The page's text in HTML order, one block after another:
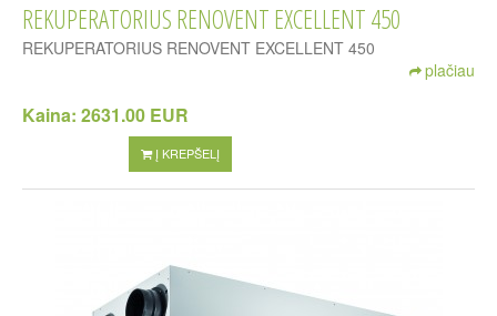
REKUPERATORIUS RENOVENT EXCELLENT 450
REKUPERATORIUS RENOVENT EXCELLENT 450
plačiau
Kaina: 2631.00 EUR
Į KREPŠELĮ